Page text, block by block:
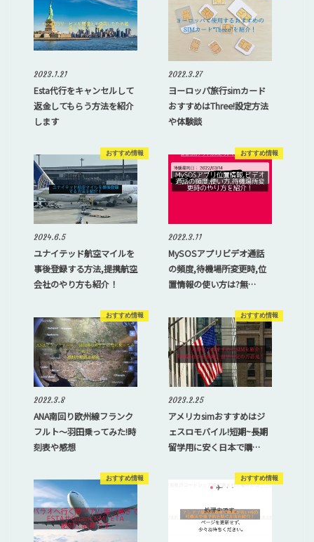
2023.1.21
Esta代行をキャンセルして
返金してもらう方法を紹介
します
2022.3.27
ヨーロッパ旅行simカード
おすすめはThree!設定方法
や体験談
おすすめ情報
2024.6.5
ユナイテッド航空マイルを
事後登録する方法,提携航空
会社のやり方も紹介！
おすすめ情報
2022.3.11
MySOSアプリビデオ通話
の頻度,待機場所変更時,位
置情報の使い方は?無…
おすすめ情報
2022.3.8
ANA南回り欧州線フランク
フルト〜羽田乗ってみた!時
刻表や感想
おすすめ情報
2023.2.25
アメリカsimおすすめはジ
ェスロモバイル!短期~長期
留学用に安く日本で購…
おすすめ情報 おすすめ情報